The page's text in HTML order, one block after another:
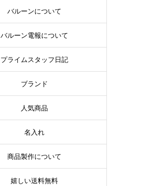
バルーンについて
バルーン電報について
プライムスタッフ日記
ブランド
人気商品
名入れ
商品製作について
嬉しい送料無料